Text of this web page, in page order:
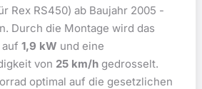
Rex RS450) ab Baujahr 2005 -
Durch die Montage wird das
1,9 kW und eine
von 25 km/h gedrosselt.
optimal auf die gesetzlichen